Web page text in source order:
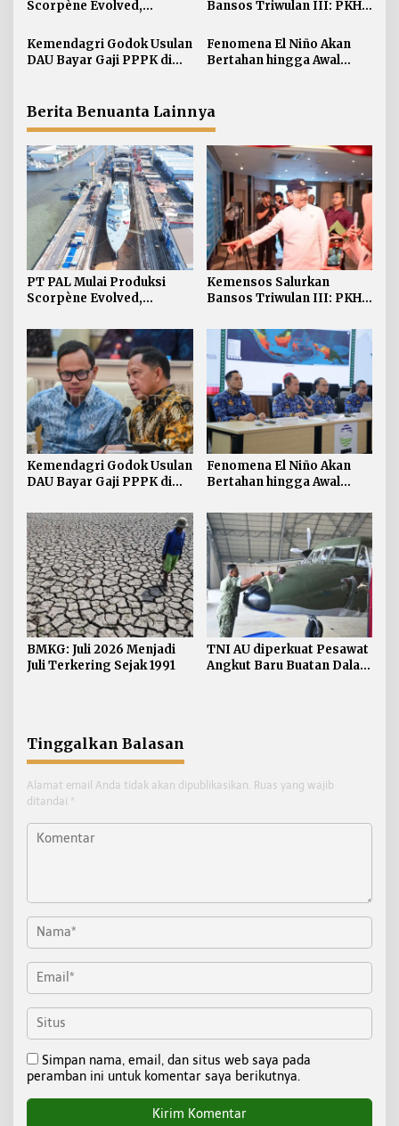
i
o
Scorpène Evolved,
Prancis
Bansos Triwulan III: PKH 7
Kemendagri Godok Usulan
DAU Bayar Gaji PPPK di
Fenomena El Niño Akan
Bertahan hingga Awal
Berita Benuanta Lainnya
PT PAL Mulai Produksi
Scorpène Evolved,
Prancis
Kemensos Salurkan
Bansos Triwulan III: PKH 7
Kemendagri Godok Usulan
DAU Bayar Gaji PPPK di
Fenomena El Niño Akan
Bertahan hingga Awal
2027
BMKG: Juli 2026 Menjadi
Juli Terkering Sejak 1991
TNI AU diperkuat Pesawat
Angkut Baru Buatan Dalam
Tinggalkan Balasan
Alamat email Anda tidak akan dipublikasikan. Ruas yang wajib
ditandai *
Simpan nama, email, dan situs web saya pada
peramban ini untuk komentar saya berikutnya.